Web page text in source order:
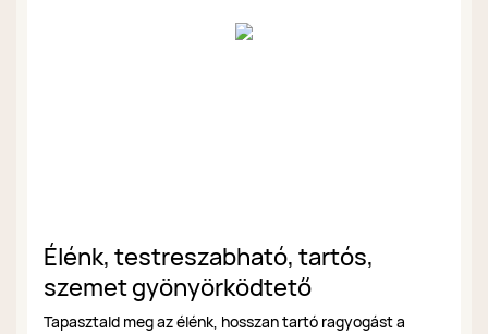
Élénk, testreszabható, tartós,
szemet gyönyörködtető
Tapasztald meg az élénk, hosszan tartó ragyogást a